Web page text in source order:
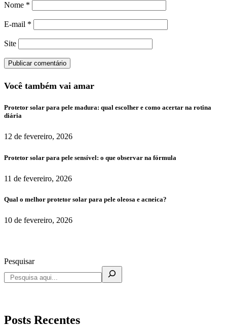
Nome *
E-mail *
Site
Você também vai amar
Protetor solar para pele madura: qual escolher e como acertar na rotina
diária
12 de fevereiro, 2026
Protetor solar para pele sensível: o que observar na fórmula
11 de fevereiro, 2026
Qual o melhor protetor solar para pele oleosa e acneica?
10 de fevereiro, 2026
Pesquisar
Posts Recentes